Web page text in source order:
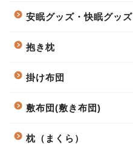
安眠グッズ・快眠グッズ
抱き枕
掛け布団
敷布団(敷き布団)
枕（まくら）